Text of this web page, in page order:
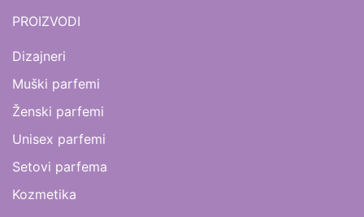
PROIZVODI
Dizajneri
Muški parfemi
Ženski parfemi
Unisex parfemi
Setovi parfema
Kozmetika